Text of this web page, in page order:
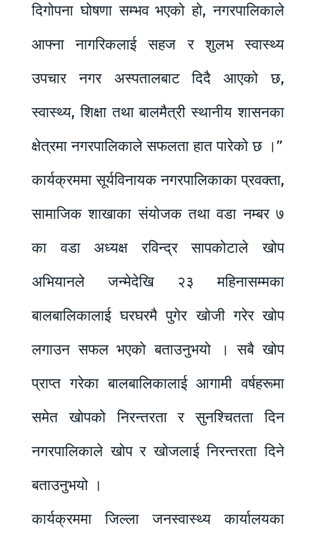
दिगोपना घोषणा सम्भव भएको हो, नगरपालिकाले
आफ्ना नागरिकलाई सहज र शुलभ स्वास्थ्य
उपचार नगर अस्पतालबाट दिदै आएको छ,
स्वास्थ्य, शिक्षा तथा बालमैत्री स्थानीय शासनका
क्षेत्रमा नगरपालिकाले सफलता हात पारेको छ ।”
कार्यक्रममा सूर्यविनायक नगरपालिकाका प्रवक्ता,
सामाजिक शाखाका संयोजक तथा वडा नम्बर ७
का वडा अध्यक्ष रविन्द्र सापकोटाले खोप
अभियानले जन्मेदेखि २३ महिनासम्मका
बालबालिकालाई घरघरमै पुगेर खोजी गरेर खोप
लगाउन सफल भएको बताउनुभयो । सबै खोप
प्राप्त गरेका बालबालिकालाई आगामी वर्षहरूमा
समेत खोपको निरन्तरता र सुनश्चितता दिन
नगरपालिकाले खोप र खोजलाई निरन्तरता दिने
बताउनुभयो ।
कार्यक्रममा जिल्ला जनस्वास्थ्य कार्यालयका